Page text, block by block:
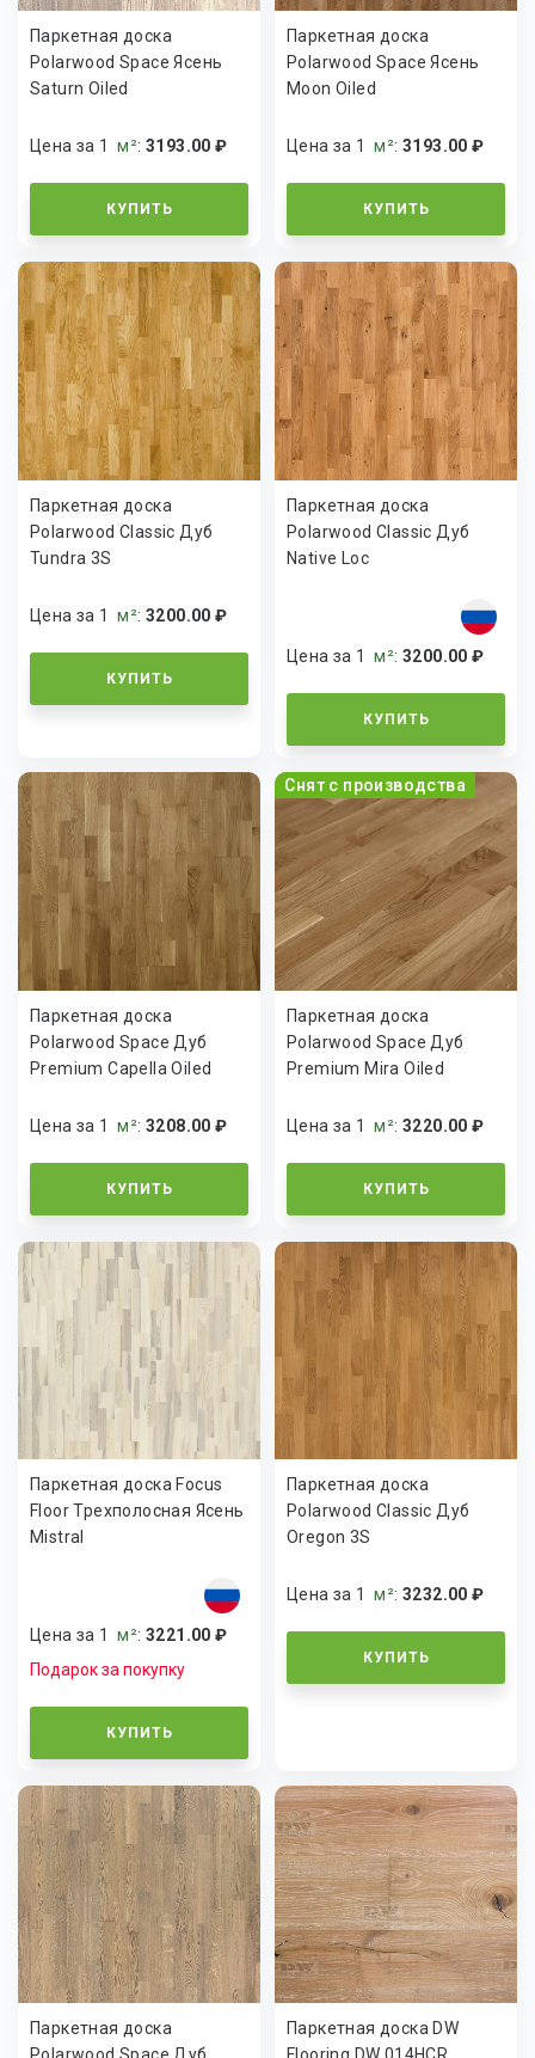
Паркетная доска
Polarwood Space Ясень
Saturn Oiled
Цена за 1м²:3193.00 ₽
КУПИТЬ
Паркетная доска
Polarwood Space Ясень
Moon Oiled
Цена за 1м²:3193.00 ₽
КУПИТЬ
Паркетная доска
Polarwood Classic Дуб
Tundra 3S
Цена за 1м²:3200.00 ₽
КУПИТЬ
Паркетная доска
Polarwood Classic Дуб
Native Loc
Цена за 1м²:3200.00 ₽
КУПИТЬ
Паркетная доска
Polarwood Space Дуб
Premium Capella Oiled
Цена за 1м²:3208.00 ₽
КУПИТЬ
Снят с производства
Паркетная доска
Polarwood Space Дуб
Premium Mira Oiled
Цена за 1м²:3220.00 ₽
КУПИТЬ
Паркетная доска Focus
Floor Трехполосная Ясень
Mistral
Цена за 1м²:3221.00 ₽
Подарок за покупку
КУПИТЬ
Паркетная доска
Polarwood Classic Дуб
Oregon 3S
Цена за 1м²:3232.00 ₽
КУПИТЬ
Паркетная доска
Паркетная доска DW